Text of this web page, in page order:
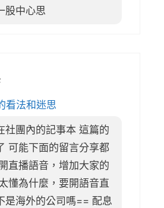
股中心思
看法和迷思
社團內的記事本 這篇的
可能下面的留言分享都
直播語音，增加大家的
懂為什麼，要開語音直
是海外的公司嗎== 配息